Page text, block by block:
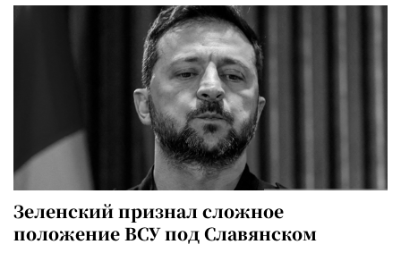
Зеленский признал сложное
положение ВСУ под Славянском